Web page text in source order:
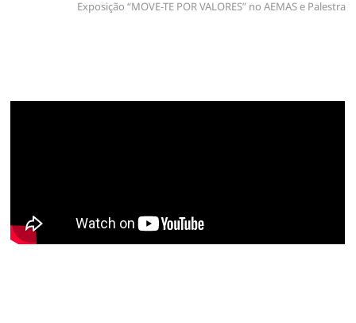
Exposição “MOVE-TE POR VALORES” no AEMAS e Palestra